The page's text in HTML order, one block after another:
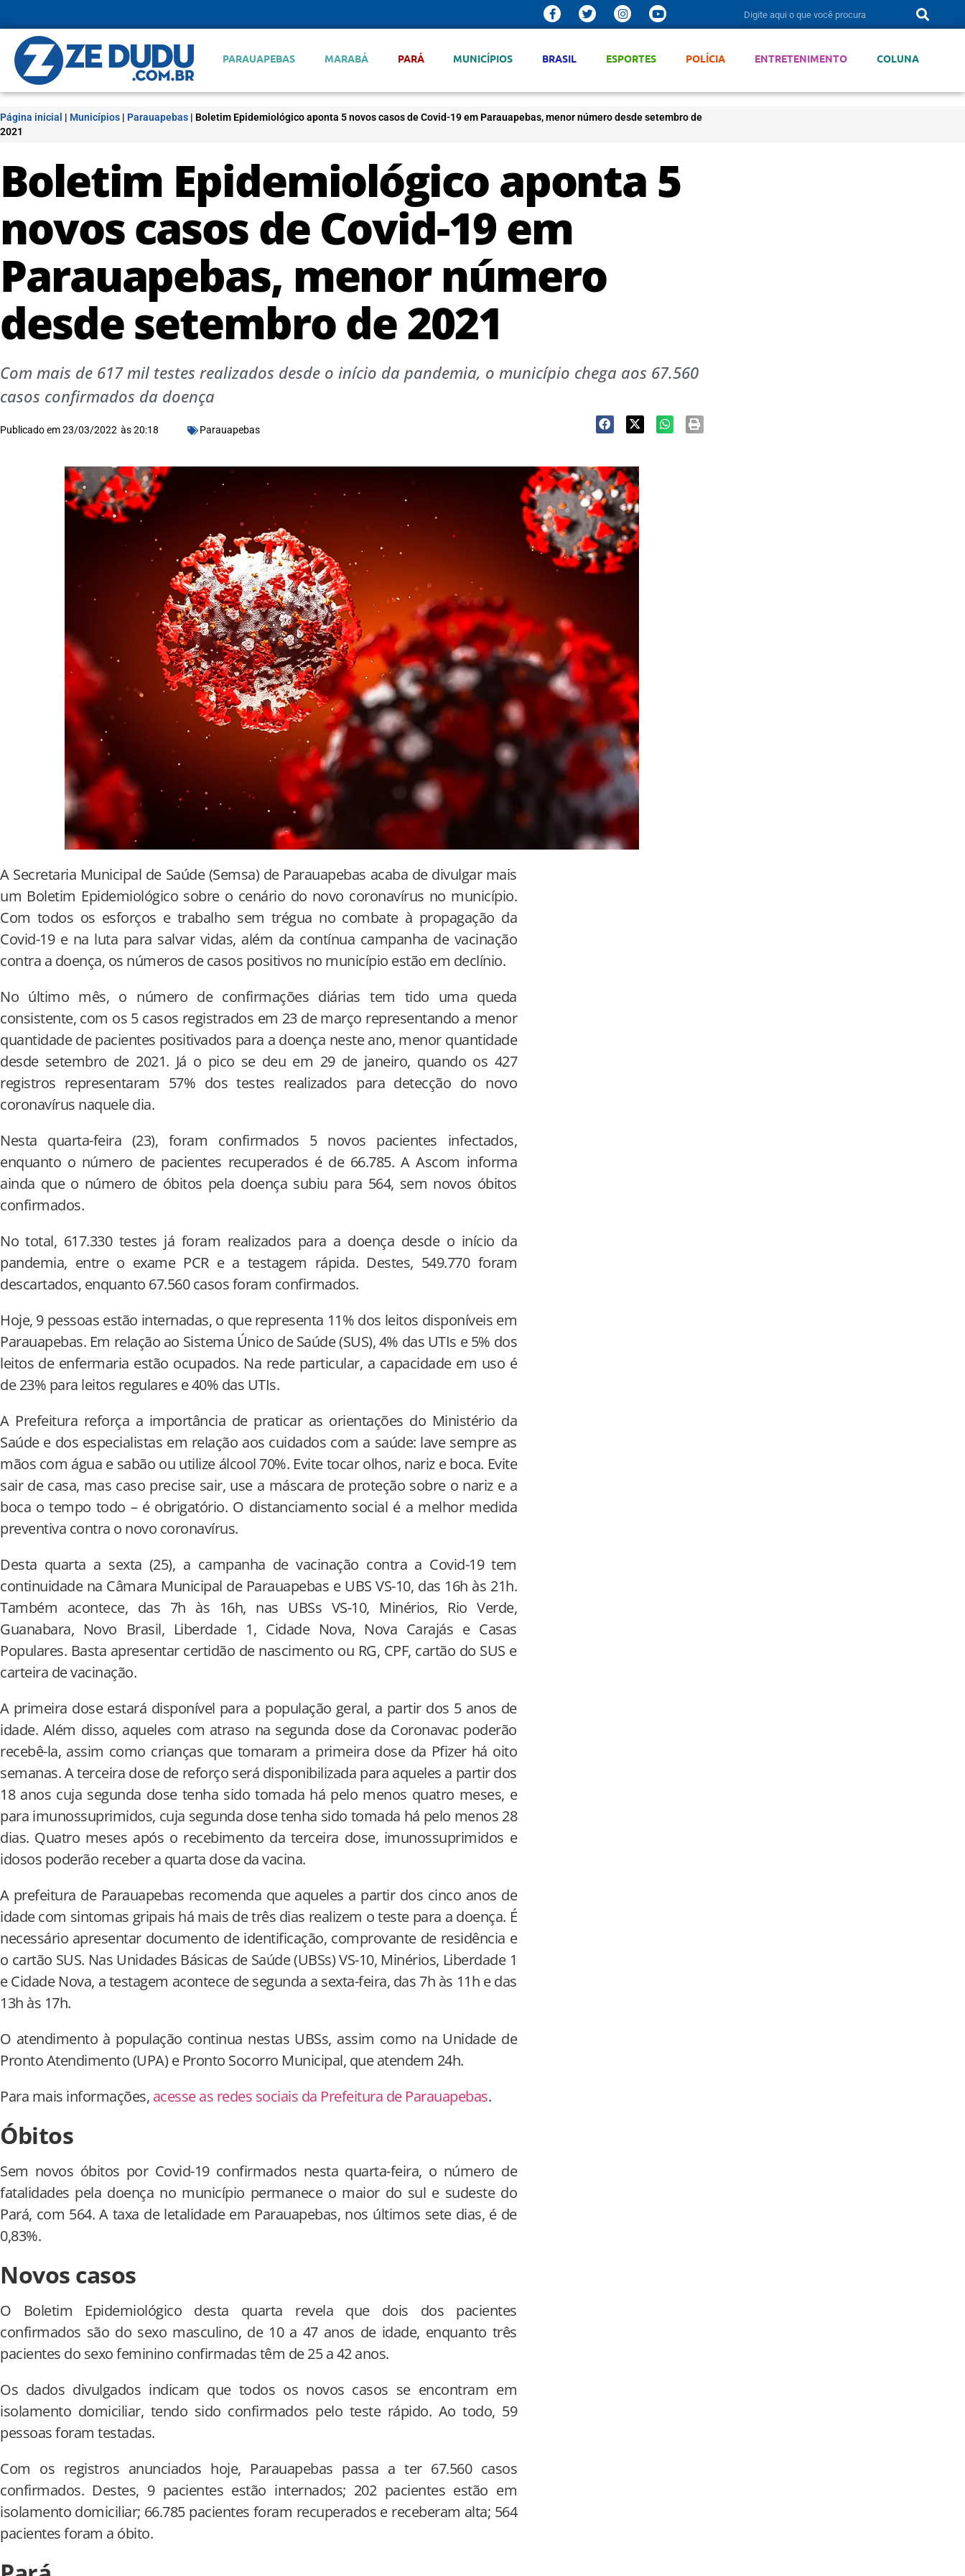
PARAUAPEBAS MARABÁ PARÁ MUNICÍPIOS BRASIL ESPORTES POLÍCIA ENTRETENIMENTO COLUNA
Página inicial | Municípios | Parauapebas | Boletim Epidemiológico aponta 5 novos casos de Covid-19 em Parauapebas, menor número desde setembro de
2021
Boletim Epidemiológico aponta 5
novos casos de Covid-19 em
Parauapebas, menor número
desde setembro de 2021
Com mais de 617 mil testes realizados desde o início da pandemia, o município chega aos 67.560
casos confirmados da doença
Publicado em23/03/2022 às20:18 Parauapebas
A Secretaria Municipal de Saúde (Semsa) de Parauapebas acaba de divulgar mais
um Boletim Epidemiológico sobre o cenário do novo coronavírus no município.
Com todos os esforços e trabalho sem trégua no combate à propagação da
Covid-19 e na luta para salvar vidas, além da contínua campanha de vacinação
contra a doença, os números de casos positivos no município estão em declínio.
No último mês, o número de confirmações diárias tem tido uma queda
consistente, com os 5 casos registrados em 23 de março representando a menor
quantidade de pacientes positivados para a doença neste ano, menor quantidade
desde setembro de 2021. Já o pico se deu em 29 de janeiro, quando os 427
registros representaram 57% dos testes realizados para detecção do novo
coronavírus naquele dia.
Nesta quarta-feira (23), foram confirmados 5 novos pacientes infectados,
enquanto o número de pacientes recuperados é de 66.785. A Ascom informa
ainda que o número de óbitos pela doença subiu para 564, sem novos óbitos
confirmados.
No total, 617.330 testes já foram realizados para a doença desde o início da
pandemia, entre o exame PCR e a testagem rápida. Destes, 549.770 foram
descartados, enquanto 67.560 casos foram confirmados.
Hoje, 9 pessoas estão internadas, o que representa 11% dos leitos disponíveis em
Parauapebas. Em relação ao Sistema Único de Saúde (SUS), 4% das UTIs e 5% dos
leitos de enfermaria estão ocupados. Na rede particular, a capacidade em uso é
de 23% para leitos regulares e 40% das UTIs.
A Prefeitura reforça a importância de praticar as orientações do Ministério da
Saúde e dos especialistas em relação aos cuidados com a saúde: lave sempre as
mãos com água e sabão ou utilize álcool 70%. Evite tocar olhos, nariz e boca. Evite
sair de casa, mas caso precise sair, use a máscara de proteção sobre o nariz e a
boca o tempo todo – é obrigatório. O distanciamento social é a melhor medida
preventiva contra o novo coronavírus.
Desta quarta a sexta (25), a campanha de vacinação contra a Covid-19 tem
continuidade na Câmara Municipal de Parauapebas e UBS VS-10, das 16h às 21h.
Também acontece, das 7h às 16h, nas UBSs VS-10, Minérios, Rio Verde,
Guanabara, Novo Brasil, Liberdade 1, Cidade Nova, Nova Carajás e Casas
Populares. Basta apresentar certidão de nascimento ou RG, CPF, cartão do SUS e
carteira de vacinação.
A primeira dose estará disponível para a população geral, a partir dos 5 anos de
idade. Além disso, aqueles com atraso na segunda dose da Coronavac poderão
recebê-la, assim como crianças que tomaram a primeira dose da Pfizer há oito
semanas. A terceira dose de reforço será disponibilizada para aqueles a partir dos
18 anos cuja segunda dose tenha sido tomada há pelo menos quatro meses, e
para imunossuprimidos, cuja segunda dose tenha sido tomada há pelo menos 28
dias. Quatro meses após o recebimento da terceira dose, imunossuprimidos e
idosos poderão receber a quarta dose da vacina.
A prefeitura de Parauapebas recomenda que aqueles a partir dos cinco anos de
idade com sintomas gripais há mais de três dias realizem o teste para a doença. É
necessário apresentar documento de identificação, comprovante de residência e
o cartão SUS. Nas Unidades Básicas de Saúde (UBSs) VS-10, Minérios, Liberdade 1
e Cidade Nova, a testagem acontece de segunda a sexta-feira, das 7h às 11h e das
13h às 17h.
O atendimento à população continua nestas UBSs, assim como na Unidade de
Pronto Atendimento (UPA) e Pronto Socorro Municipal, que atendem 24h.
Para mais informações, acesse as redes sociais da Prefeitura de Parauapebas.
Óbitos
Sem novos óbitos por Covid-19 confirmados nesta quarta-feira, o número de
fatalidades pela doença no município permanece o maior do sul e sudeste do
Pará, com 564. A taxa de letalidade em Parauapebas, nos últimos sete dias, é de
0,83%.
Novos casos
O Boletim Epidemiológico desta quarta revela que dois dos pacientes
confirmados são do sexo masculino, de 10 a 47 anos de idade, enquanto três
pacientes do sexo feminino confirmadas têm de 25 a 42 anos.
Os dados divulgados indicam que todos os novos casos se encontram em
isolamento domiciliar, tendo sido confirmados pelo teste rápido. Ao todo, 59
pessoas foram testadas.
Com os registros anunciados hoje, Parauapebas passa a ter 67.560 casos
confirmados. Destes, 9 pacientes estão internados; 202 pacientes estão em
isolamento domiciliar; 66.785 pacientes foram recuperados e receberam alta; 564
pacientes foram a óbito.